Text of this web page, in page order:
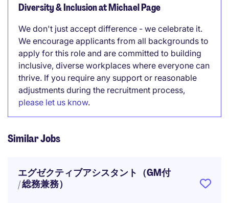
Diversity & Inclusion at Michael Page
We don't just accept difference - we celebrate it.
We encourage applicants from all backgrounds to
apply for this role and are committed to building
inclusive, diverse workplaces where everyone can
thrive. If you require any support or reasonable
adjustments during the recruitment process,
please let us know.
Similar Jobs
エグゼクティブアシスタント（GM付
/ 総務兼務）